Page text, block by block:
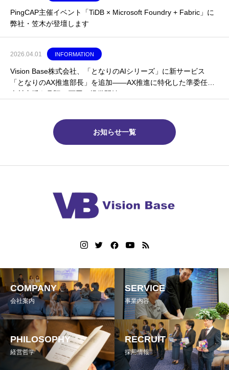
PingCAP主催イベント「TiDB × Microsoft Foundry + Fabric」に
弊社・笠木が登壇します
2026.04.01 INFORMATION
Vision Base株式会社、「となりのAIシリーズ」に新サービス
「となりのAX推進部長」を追加——AX推進に特化した準委任型
人材支援を月額30万円〜提供開始
お知らせ一覧
COMPANY
会社案内
SERVICE
事業内容
PHILOSOPHY
経営哲学
RECRUIT
採用情報